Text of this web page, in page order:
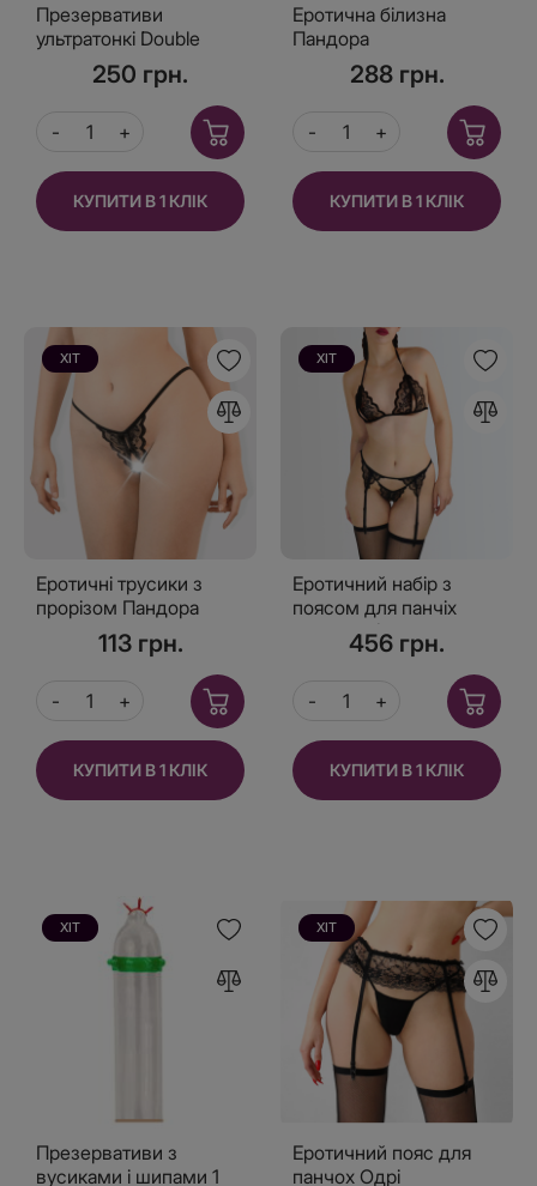
Презервативи
ультратонкі Double
Benefit 0.01 Червоні 10
шт, зі зігріваючим
250 грн.
КУПИТИ В 1 КЛІК
Еротична білизна
Пандора
288 грн.
КУПИТИ В 1 КЛІК
ХІТ
Еротичні трусики з
прорізом Пандора
113 грн.
КУПИТИ В 1 КЛІК
ХІТ
Еротичний набір з
поясом для панчіх
Пандора (панчіх в
наборі немає)
456 грн.
КУПИТИ В 1 КЛІК
ХІТ
Презервативи з
вусиками і шипами 1
ХІТ
Еротичний пояс для
панчох Одрі